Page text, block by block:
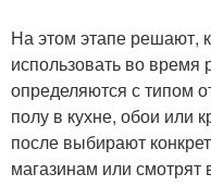
На этом этапе решают,
использовать во
определяются с типом
полу в кухне, обои или
после выбирают
магазинам или смотрят